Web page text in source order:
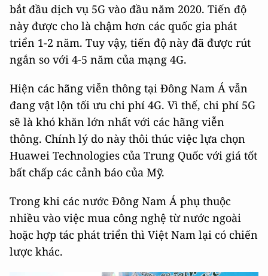
bắt đầu dịch vụ 5G vào đầu năm 2020. Tiến độ
này được cho là chậm hơn các quốc gia phát
triển 1-2 năm. Tuy vậy, tiến độ này đã được rút
ngắn so với 4-5 năm của mạng 4G.
Hiện các hãng viễn thông tại Đông Nam Á vẫn
đang vật lộn tối ưu chi phí 4G. Vì thế, chi phí 5G
sẽ là khó khăn lớn nhất với các hãng viễn
thông. Chính lý do này thôi thúc việc lựa chọn
Huawei Technologies của Trung Quốc với giá tốt
bất chấp các cảnh báo của Mỹ.
Trong khi các nước Đông Nam Á phụ thuộc
nhiều vào việc mua công nghệ từ nước ngoài
hoặc hợp tác phát triển thì Việt Nam lại có chiến
lược khác.